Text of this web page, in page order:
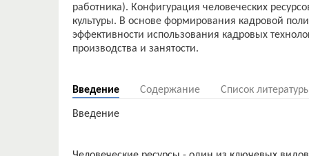
работника). Конфигурация человеческих
культуры. В основе формирования кадровой
эффективности использования кадровых
производства и занятости.
Введение Содержание Список
Введение